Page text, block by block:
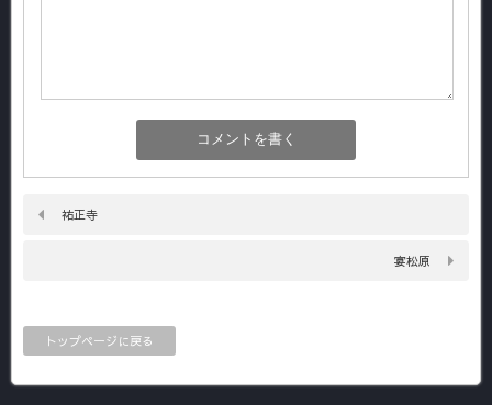
祐正寺
宴松原
トップページに戻る